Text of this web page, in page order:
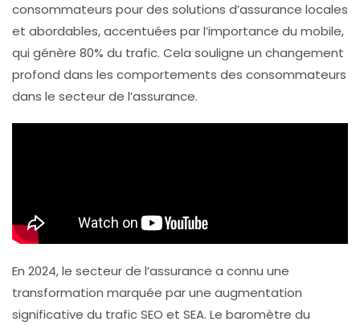
consommateurs pour des solutions d’assurance locales
et abordables, accentuées par l’importance du mobile,
qui génère 80% du trafic. Cela souligne un changement
profond dans les comportements des consommateurs
dans le secteur de l’assurance.
En 2024, le secteur de l’assurance a connu une
transformation marquée par une augmentation
significative du trafic SEO et SEA. Le baromètre du